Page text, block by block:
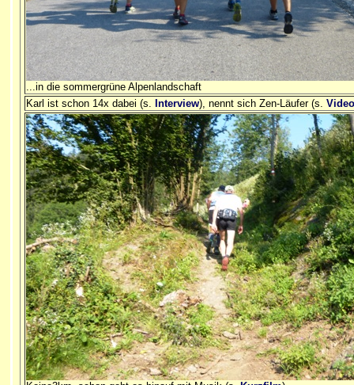
...in die sommergrüne Alpenlandschaft
Karl ist schon 14x dabei (s. Interview), nennt sich Zen-Läufer (s. Video